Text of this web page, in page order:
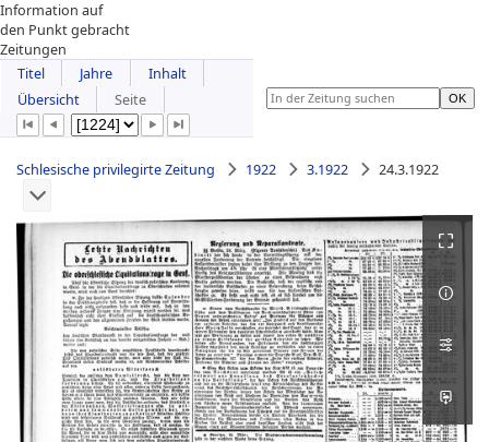
Information auf
den Punkt gebracht
Zeitungen
Titel
Jahre
Inhalt
Übersicht
Seite
Schlesische privilegirte Zeitung 1922 3.1922 24.3.1922